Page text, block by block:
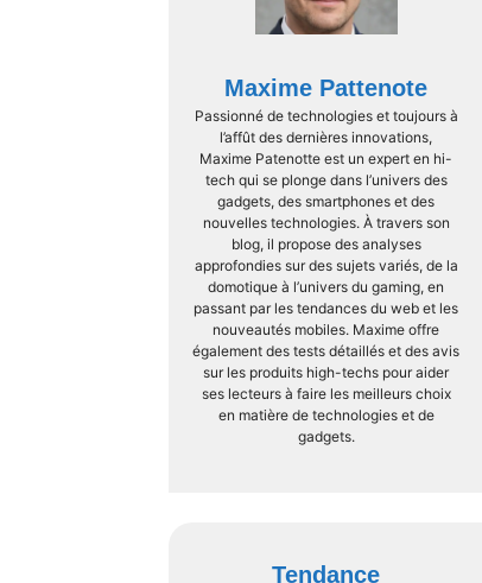
Maxime Pattenote
Passionné de technologies et toujours à
l’affût des dernières innovations,
Maxime Patenotte est un expert en hi-
tech qui se plonge dans l’univers des
gadgets, des smartphones et des
nouvelles technologies. À travers son
blog, il propose des analyses
approfondies sur des sujets variés, de la
domotique à l’univers du gaming, en
passant par les tendances du web et les
nouveautés mobiles. Maxime offre
également des tests détaillés et des avis
sur les produits high-techs pour aider
ses lecteurs à faire les meilleurs choix
en matière de technologies et de
gadgets.
Tendance